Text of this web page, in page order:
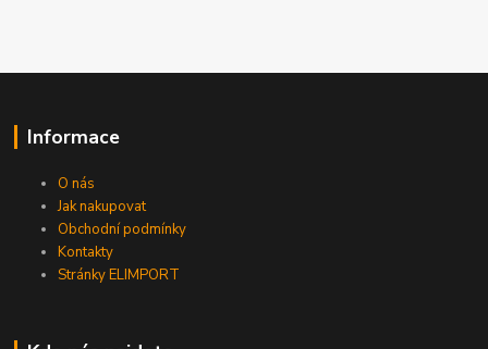
Informace
O nás
Jak nakupovat
Obchodní podmínky
Kontakty
Stránky ELIMPORT